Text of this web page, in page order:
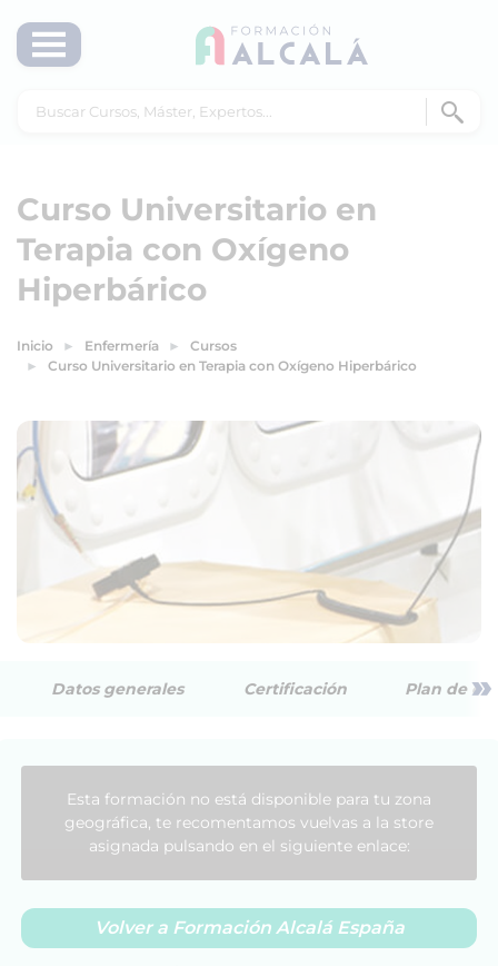
Curso Universitario en
Terapia con Oxígeno
Hiperbárico
Inicio Enfermería
Cursos
Curso Universitario en Terapia con Oxígeno Hiperbárico
Datos generales Certificación Plan de »
Esta formación no está disponible para tu zona
geográfica, te recomentamos vuelvas a la store
asignada pulsando en el siguiente enlace:
Volver a Formación Alcalá España